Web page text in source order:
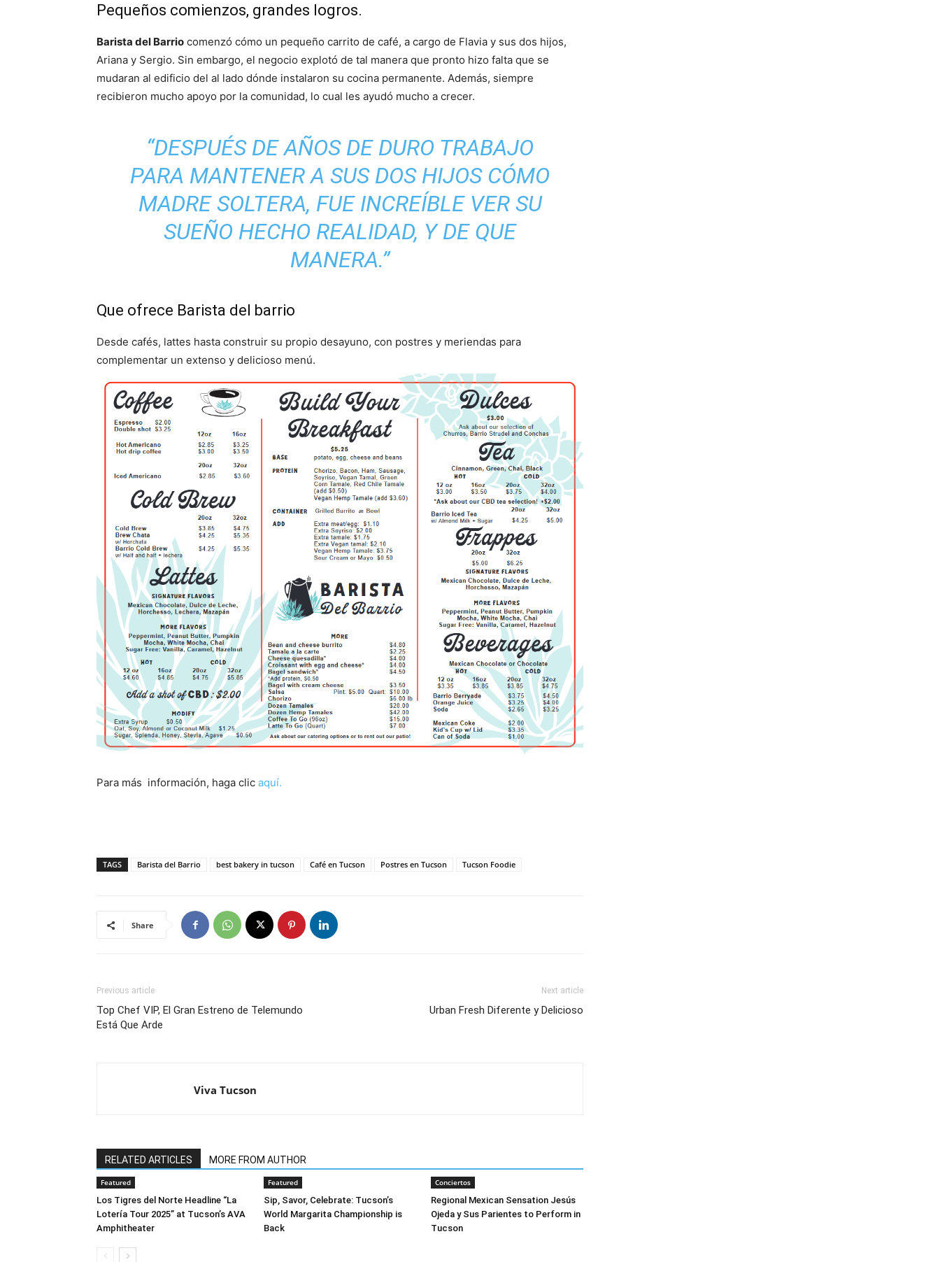
Pequeños comienzos, grandes logros.
Barista del Barrio comenzó cómo un pequeño carrito de café, a cargo de Flavia y sus dos hijos,
Ariana y Sergio. Sin embargo, el negocio explotó de tal manera que pronto hizo falta que se
mudaran al edificio del al lado dónde instalaron su cocina permanente. Además, siempre
recibieron mucho apoyo por la comunidad, lo cual les ayudó mucho a crecer.
“DESPUÉS DE AÑOS DE DURO TRABAJO
PARA MANTENER A SUS DOS HIJOS CÓMO
MADRE SOLTERA, FUE INCREÍBLE VER SU
SUEÑO HECHO REALIDAD, Y DE QUE
MANERA.”
Que ofrece Barista del barrio
Desde cafés, lattes hasta construir su propio desayuno, con postres y meriendas para
complementar un extenso y delicioso menú.
Para más información, haga clic aquí.
TAGS Barista del Barrio best bakery in tucson Café en Tucson Postres en Tucson Tucson Foodie
Share
Previous article
Top Chef VIP, El Gran Estreno de Telemundo
Está Que Arde
Next article
Urban Fresh Diferente y Delicioso
Viva Tucson
RELATED ARTICLES MORE FROM AUTHOR
Featured
Los Tigres del Norte Headline “La
Lotería Tour 2025” at Tucson’s AVA
Amphitheater
Featured
Sip, Savor, Celebrate: Tucson’s
World Margarita Championship is
Back
Conciertos
Regional Mexican Sensation Jesús
Ojeda y Sus Parientes to Perform in
Tucson